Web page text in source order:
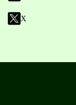
X